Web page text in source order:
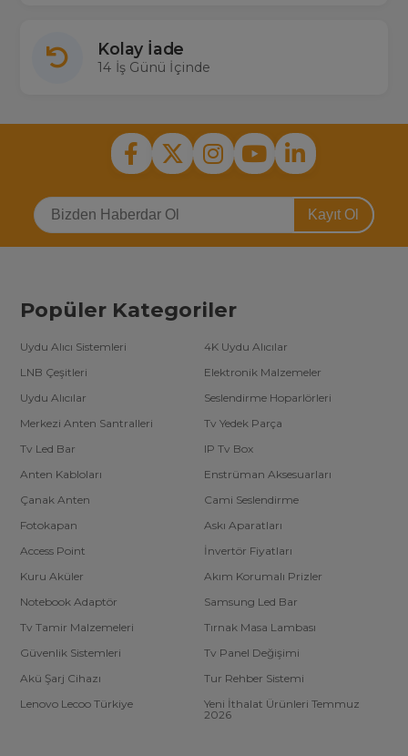
Kolay İade
14 İş Günü İçinde
Kayıt Ol
Popüler Kategoriler
Uydu Alıcı Sistemleri
4K Uydu Alıcılar
LNB Çeşitleri
Elektronik Malzemeler
Uydu Alıcılar
Seslendirme Hoparlörleri
Merkezi Anten Santralleri
Tv Yedek Parça
Tv Led Bar
IP Tv Box
Anten Kabloları
Enstrüman Aksesuarları
Çanak Anten
Cami Seslendirme
Fotokapan
Askı Aparatları
Access Point
İnvertör Fiyatları
Kuru Aküler
Akım Korumalı Prizler
Notebook Adaptör
Samsung Led Bar
Tv Tamir Malzemeleri
Tırnak Masa Lambası
Güvenlik Sistemleri
Tv Panel Değişimi
Akü Şarj Cihazı
Tur Rehber Sistemi
Lenovo Lecoo Türkiye
Yeni İthalat Ürünleri Temmuz
2026